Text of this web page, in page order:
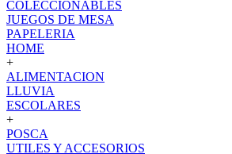
COLECCIONABLES
JUEGOS DE MESA
PAPELERIA
HOME
+
ALIMENTACION
LLUVIA
ESCOLARES
+
POSCA
UTILES Y ACCESORIOS